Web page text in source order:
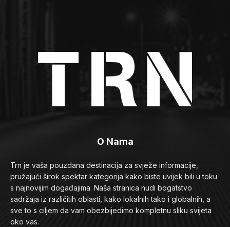
O Nama
Trn je vaša pouzdana destinacija za svježe informacije,
pružajući širok spektar kategorija kako biste uvijek bili u toku
s najnovijim događajima. Naša stranica nudi bogatstvo
sadržaja iz različitih oblasti, kako lokalnih tako i globalnih, a
sve to s ciljem da vam obezbijedimo kompletnu sliku svijeta
oko vas.